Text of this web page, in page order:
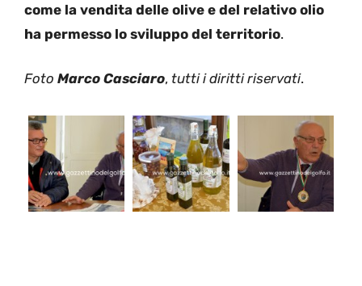
come la vendita delle olive e del relativo olio
ha permesso lo sviluppo del territorio.
Foto Marco Casciaro, tutti i diritti riservati.